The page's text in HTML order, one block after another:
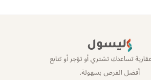
ليسول
تساعدك تشتري أو تؤجر أو تتابع
أفضل الفرص بسهولة.